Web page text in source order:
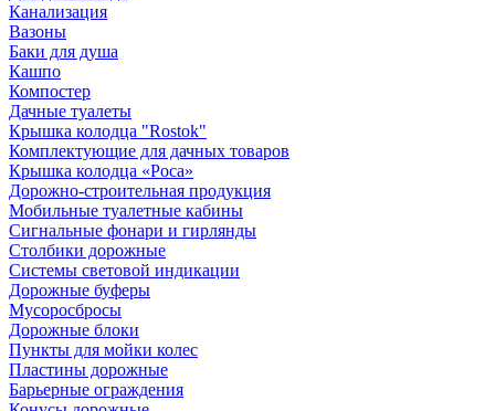
Канализация
Вазоны
Баки для душа
Кашпо
Компостер
Дачные туалеты
Крышка колодца "Rostok"
Комплектующие для дачных товаров
Крышка колодца «Роса»
Дорожно-строительная продукция
Мобильные туалетные кабины
Сигнальные фонари и гирлянды
Столбики дорожные
Системы световой индикации
Дорожные буферы
Мусоросбросы
Дорожные блоки
Пункты для мойки колес
Пластины дорожные
Барьерные ограждения